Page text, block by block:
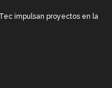
impulsan proyectos en la